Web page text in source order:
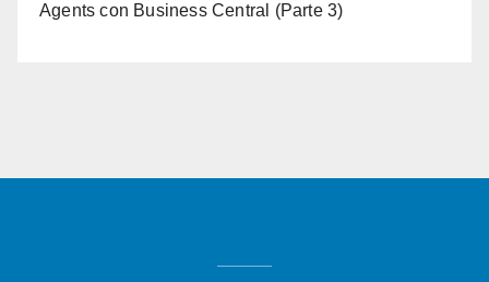
Agents con Business Central (Parte 3)